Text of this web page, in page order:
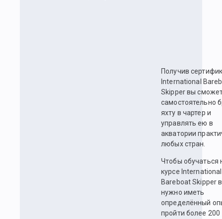
Получив
International
Skipper вы
самостоятельно
яхту в чартер и
управлять ею в
акватории
любых стран.
Чтобы обучаться
курсе International
Bareboat Skipper
нужно иметь
определённый
пройти более 200